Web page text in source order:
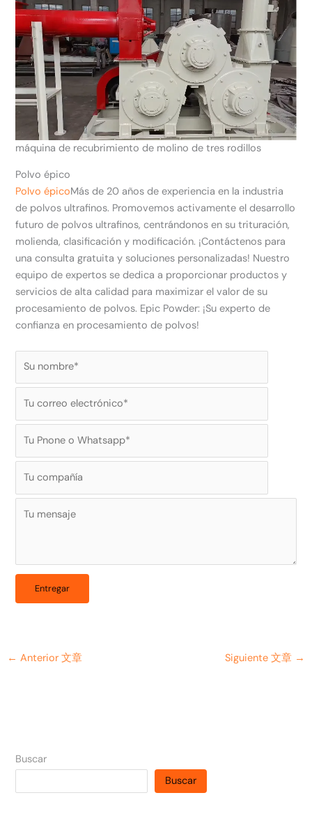
Buscar
Buscar
máquina de recubrimiento de molino de tres rodillos
Polvo épico
Polvo épicoMás de 20 años de experiencia en la industria
de polvos ultrafinos. Promovemos activamente el desarrollo
futuro de polvos ultrafinos, centrándonos en su trituración,
molienda, clasificación y modificación. ¡Contáctenos para
una consulta gratuita y soluciones personalizadas! Nuestro
equipo de expertos se dedica a proporcionar productos y
servicios de alta calidad para maximizar el valor de su
procesamiento de polvos. Epic Powder: ¡Su experto de
confianza en procesamiento de polvos!
← Anterior 文章 Siguiente 文章 →